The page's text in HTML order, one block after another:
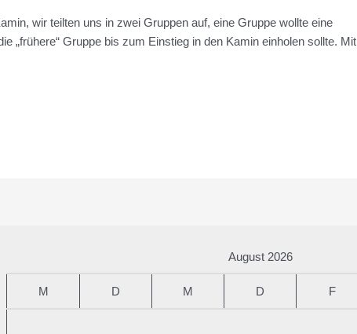
wir teilten uns in zwei Gruppen auf, eine Gruppe wollte eine
„frühere“ Gruppe bis zum Einstieg in den Kamin einholen sollte. Mit
August 2026
M D M D F